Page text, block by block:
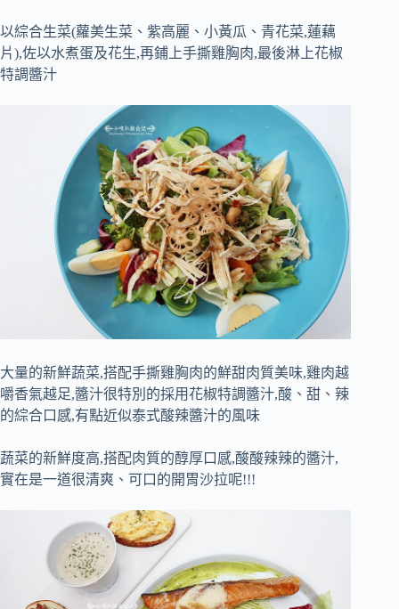
以綜合生菜(蘿美生菜、紫高麗、小黃瓜、青花菜,蓮藕
片),佐以水煮蛋及花生,再鋪上手撕雞胸肉,最後淋上花椒
特調醬汁
大量的新鮮蔬菜,搭配手撕雞胸肉的鮮甜肉質美味,雞肉越
嚼香氣越足,醬汁很特別的採用花椒特調醬汁,酸、甜、辣
的綜合口感,有點近似泰式酸辣醬汁的風味
蔬菜的新鮮度高,搭配肉質的醇厚口感,酸酸辣辣的醬汁,
實在是一道很清爽、可口的開胃沙拉呢!!!